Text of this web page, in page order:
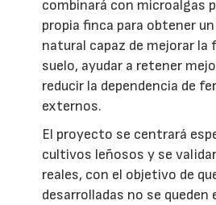
combinará con microalgas
propia finca para obtener
natural capaz de mejorar la
suelo, ayudar a retener
reducir la dependencia de
externos.
El proyecto se centrará
cultivos leñosos y se
reales, con el objetivo de
desarrolladas no se queden